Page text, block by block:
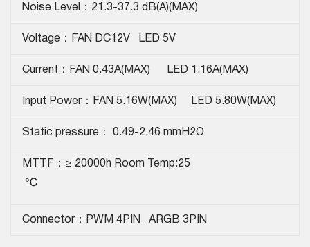
Noise Level：21.3-37.3 dB(A)(MAX)
Voltage：FAN DC12V LED 5V
Current：FAN 0.43A(MAX) LED 1.16A(MAX)
Input Power：FAN 5.16W(MAX) LED 5.80W(MAX)
Static pressure： 0.49-2.46 mmH2O
MTTF：≥ 20000h Room Temp:25
℃
Connector：PWM 4PIN ARGB 3PIN